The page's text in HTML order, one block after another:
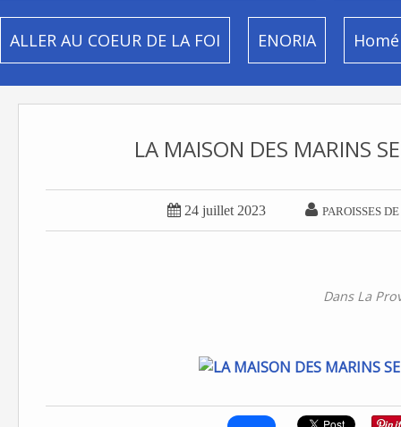
ALLER AU COEUR DE LA FOI ENORIA
LA MAISON DES MARINS
 24 juillet 2023  PAROISSES
Dans La